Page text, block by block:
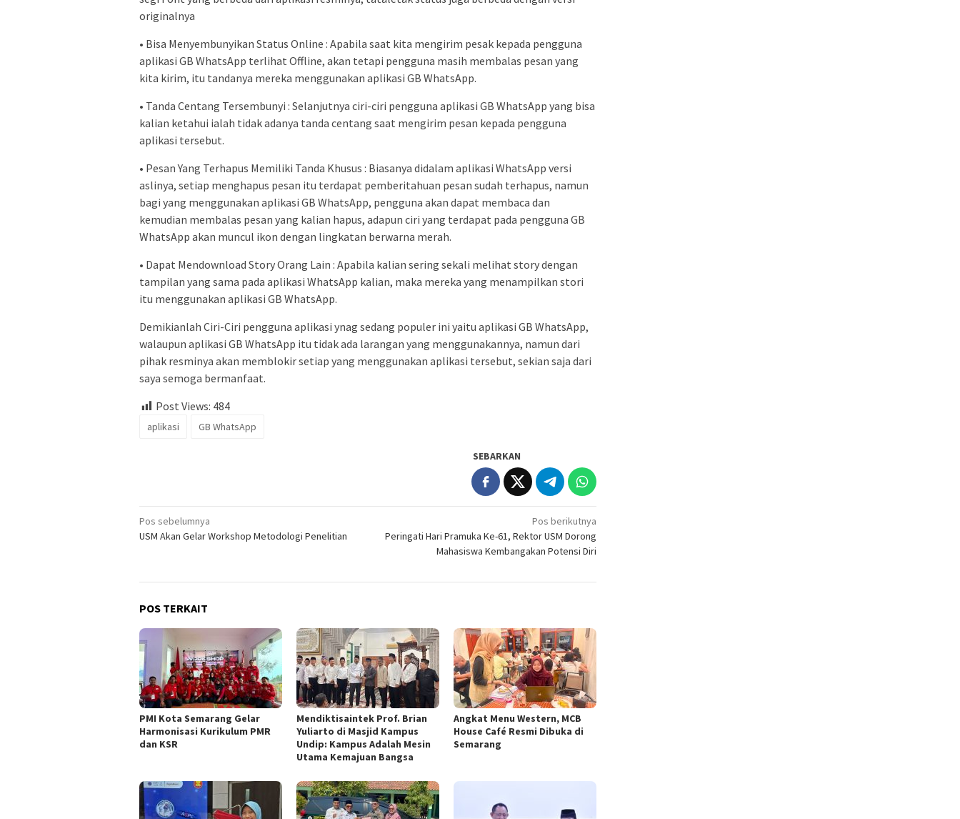
originalnya
• Bisa Menyembunyikan Status Online : Apabila saat kita mengirim pesak kepada pengguna
aplikasi GB WhatsApp terlihat Offline, akan tetapi pengguna masih membalas pesan yang
kita kirim, itu tandanya mereka menggunakan aplikasi GB WhatsApp.
• Tanda Centang Tersembunyi : Selanjutnya ciri-ciri pengguna aplikasi GB WhatsApp yang bisa
kalian ketahui ialah tidak adanya tanda centang saat mengirim pesan kepada pengguna
aplikasi tersebut.
• Pesan Yang Terhapus Memiliki Tanda Khusus : Biasanya didalam aplikasi WhatsApp versi
aslinya, setiap menghapus pesan itu terdapat pemberitahuan pesan sudah terhapus, namun
bagi yang menggunakan aplikasi GB WhatsApp, pengguna akan dapat membaca dan
kemudian membalas pesan yang kalian hapus, adapun ciri yang terdapat pada pengguna GB
WhatsApp akan muncul ikon dengan lingkatan berwarna merah.
• Dapat Mendownload Story Orang Lain : Apabila kalian sering sekali melihat story dengan
tampilan yang sama pada aplikasi WhatsApp kalian, maka mereka yang menampilkan stori
itu menggunakan aplikasi GB WhatsApp.
Demikianlah Ciri-Ciri pengguna aplikasi ynag sedang populer ini yaitu aplikasi GB WhatsApp,
walaupun aplikasi GB WhatsApp itu tidak ada larangan yang menggunakannya, namun dari
pihak resminya akan memblokir setiap yang menggunakan aplikasi tersebut, sekian saja dari
saya semoga bermanfaat.
Post Views: 484
aplikasi GB WhatsApp
SEBARKAN
Navigasi
pos
Pos sebelumnya
USM Akan Gelar Workshop Metodologi Penelitian
Pos berikutnya
Peringati Hari Pramuka Ke-61, Rektor USM Dorong
Mahasiswa Kembangakan Potensi Diri
POS TERKAIT
PMI Kota Semarang Gelar
Harmonisasi Kurikulum PMR
dan KSR
Mendiktisaintek Prof. Brian
Yuliarto di Masjid Kampus
Undip: Kampus Adalah Mesin
Utama Kemajuan Bangsa
Angkat Menu Western, MCB
House Café Resmi Dibuka di
Semarang